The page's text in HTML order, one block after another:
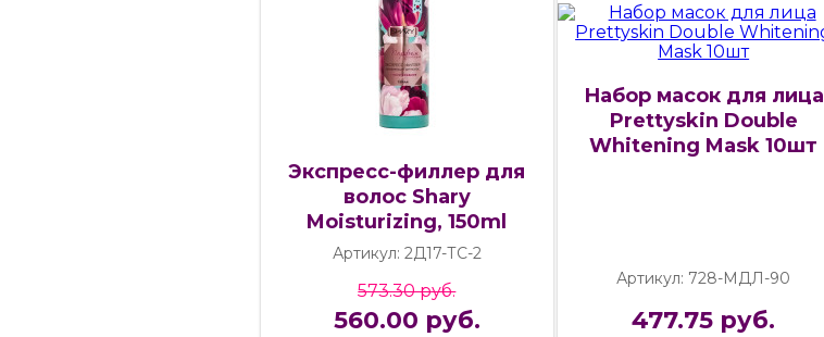
Экспресс-филлер для
волос Shary
Moisturizing, 150ml
Артикул: 2Д17-ТС-2
573.30 руб.
560.00 руб.
Набор масок для лица
Prettyskin Double
Whitening Mask 10шт
Артикул: 728-МДЛ-90
477.75 руб.